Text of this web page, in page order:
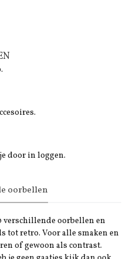
door in loggen.
oorbellen
verschillende oorbellen en
tot retro. Voor alle smaken en
of gewoon als contrast.